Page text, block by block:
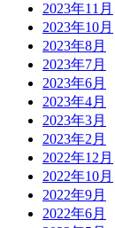
2023年11月
2023年10月
2023年8月
2023年7月
2023年6月
2023年4月
2023年3月
2023年2月
2022年12月
2022年10月
2022年9月
2022年6月